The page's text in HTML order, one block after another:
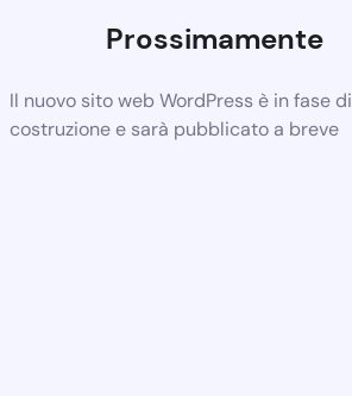
Prossimamente
Il nuovo sito web WordPress è in fase di
costruzione e sarà pubblicato a breve